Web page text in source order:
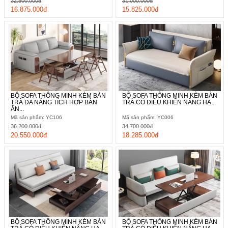
16.875.000đ 15.825.000đ
BỘ SOFA THÔNG MINH KÈM BÀN
TRÀ ĐA NĂNG TÍCH HỢP BÀN
ĂN...
Mã sản phẩm: YC106
20.550.000đ
36.200.000đ
BỘ SOFA THÔNG MINH KÈM BÀN
TRÀ CÓ ĐIỀU KHIỂN NÂNG HẠ...
Mã sản phẩm: YC006
18.285.000đ
34.700.000đ
BỘ SOFA THÔNG MINH KÈM BÀN
BỘ SOFA THÔNG MINH KÈM BÀN